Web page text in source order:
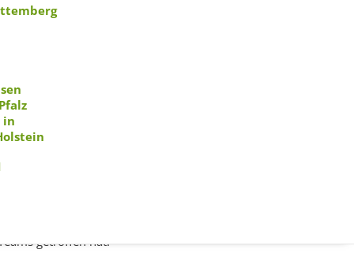
in
am Laufen zu halten.
Möglichkeit sein, um
Zwei Teams spielen
man trifft, muss das
getroffen hat.